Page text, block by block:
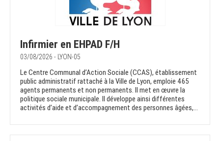
Infirmier en EHPAD F/H
03/08/2026 - LYON-05
Le Centre Communal d’Action Sociale (CCAS), établissement
public administratif rattaché à la Ville de Lyon, emploie 465
agents permanents et non permanents. Il met en œuvre la
politique sociale municipale. Il développe ainsi différentes
activités d’aide et d’accompagnement des personnes âgées,...